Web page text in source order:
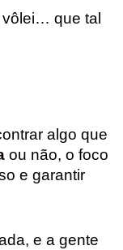
que tal
algo que
ou não, o foco
e garantir
e a gente